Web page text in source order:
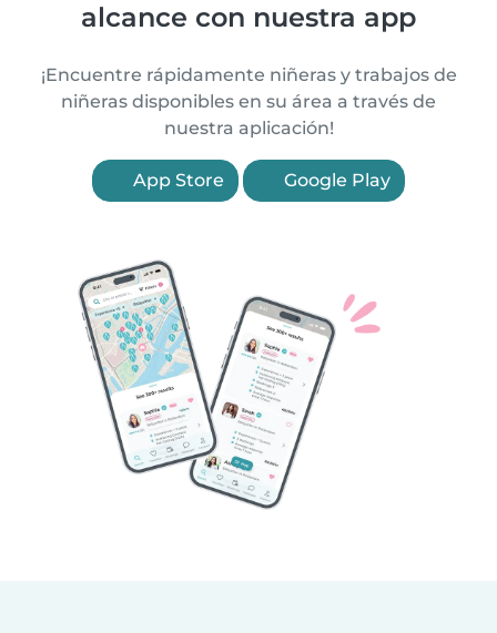
alcance con nuestra app
¡Encuentre rápidamente niñeras y trabajos de
niñeras disponibles en su área a través de
nuestra aplicación!
App Store Google Play